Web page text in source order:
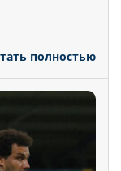
полностью